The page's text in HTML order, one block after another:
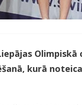
Olimpiskā
kurā